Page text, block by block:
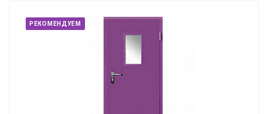
РЕКОМЕНДУЕМ